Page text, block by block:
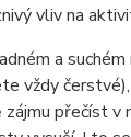
vliv na
a
vždy
přečíst v